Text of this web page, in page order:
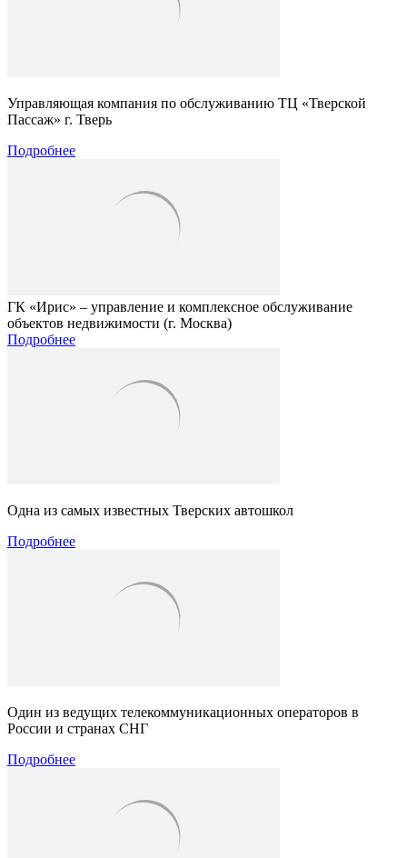
Управляющая компания по обслуживанию ТЦ «Тверской
Пассаж» г. Тверь
Подробнее
ГК «Ирис» – управление и комплексное обслуживание
объектов недвижимости (г. Москва)
Подробнее
Одна из самых известных Тверских автошкол
Подробнее
Один из ведущих телекоммуникационных операторов в
России и странах СНГ
Подробнее